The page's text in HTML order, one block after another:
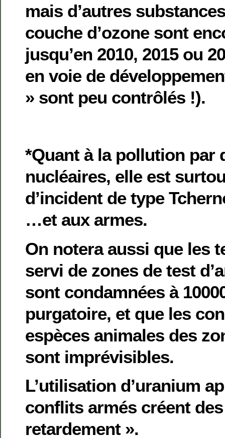
mais d’autres
couche d’ozone sont
jusqu’en 2010, 2015 ou
en voie de
» sont peu contrôlés !).
*Quant à la pollution par
nucléaires, elle est
d’incident de type
…et aux armes.
On notera aussi que les
servi de zones de test
sont condamnées à
purgatoire, et que les
espèces animales des
sont imprévisibles.
L’utilisation d’uranium
conflits armés créent
retardement ».